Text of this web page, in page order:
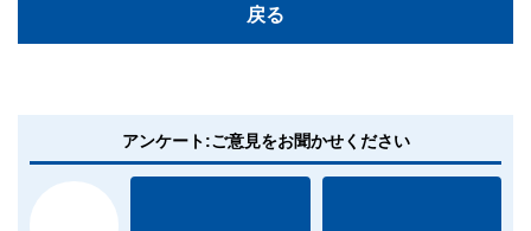
戻る
アンケート:ご意見をお聞かせください